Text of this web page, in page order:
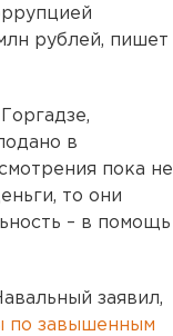
рублей, пишет
в
пока не
то они
– в помощь
заявил,
по завышенным